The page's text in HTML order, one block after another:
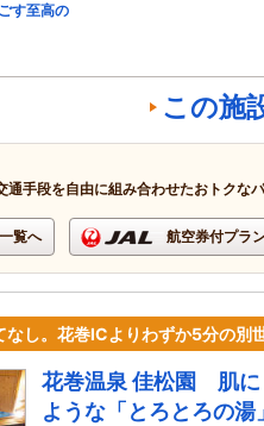
す至高の
この施
通手段を自由に組み合わせたおトクな
覧へ 航空券付プラ
なし。花巻ICよりわずか5分の別
花巻温泉 佳松園 肌に
ような「とろとろの湯